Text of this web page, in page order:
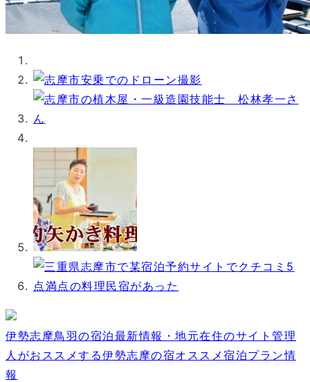
伊勢志摩鳥羽の宿泊最新情報・地元在住のサイト管理
人がおススメする伊勢志摩の宿オススメ宿泊プラン情
報